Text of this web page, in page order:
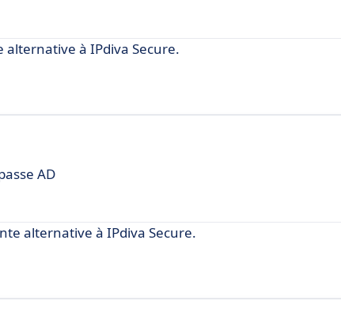
à IPdiva Secure.
AD
alternative à IPdiva Secure.